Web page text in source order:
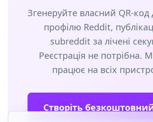
Згенеруйте власний QR-код
профілю Reddit,
subreddit за лічені
Реєстрація не потрібна.
працює на всіх